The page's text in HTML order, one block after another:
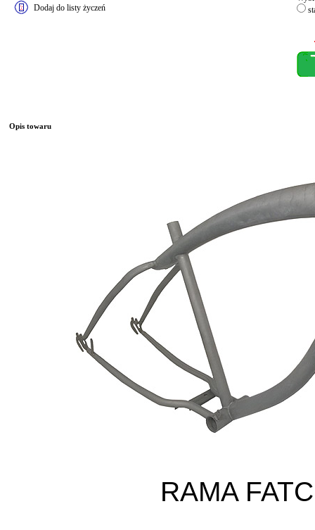
Dodaj do listy życzeń
Opis towaru
RAMA